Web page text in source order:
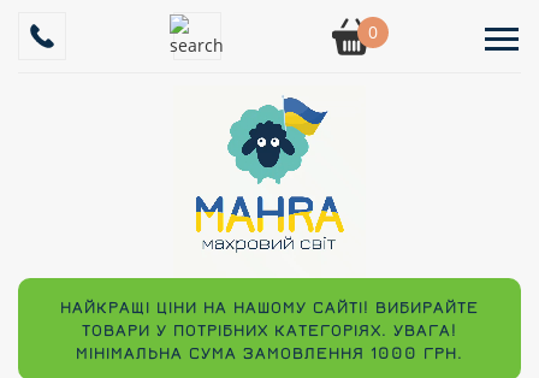
0
НАЙКРАЩІ ЦІНИ НА НАШОМУ САЙТІ! ВИБИРАЙТЕ
ТОВАРИ У ПОТРІБНИХ КАТЕГОРІЯХ. УВАГА!
МІНІМАЛЬНА СУМА ЗАМОВЛЕННЯ 1000 ГРН.